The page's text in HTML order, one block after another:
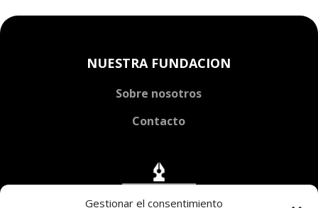
Gestionar el consentimiento
NUESTRA FUNDACION
Sobre nosotros
Contacto